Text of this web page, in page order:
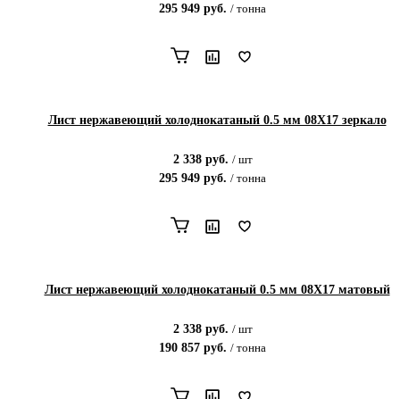
295 949 руб. / тонна
Лист нержавеющий холоднокатаный 0.5 мм 08Х17 зеркало
2 338руб. / шт
295 949 руб. / тонна
Лист нержавеющий холоднокатаный 0.5 мм 08Х17 матовый
2 338руб. / шт
190 857 руб. / тонна